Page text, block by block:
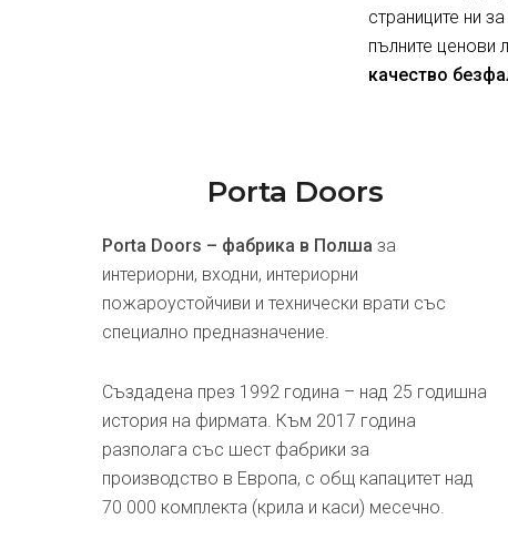
страниците ни
пълните ценови
качество
Porta Doors
Porta Doors – фабрика в Полша за
интериорни, входни, интериорни
пожароустойчиви и технически врати със
специално предназначение.
Създадена през 1992 година – над 25 годишна
история на фирмата. Към 2017 година
разполага със шест фабрики за
производство в Европа, с общ капацитет над
70 000 комплекта (крила и каси) месечно.